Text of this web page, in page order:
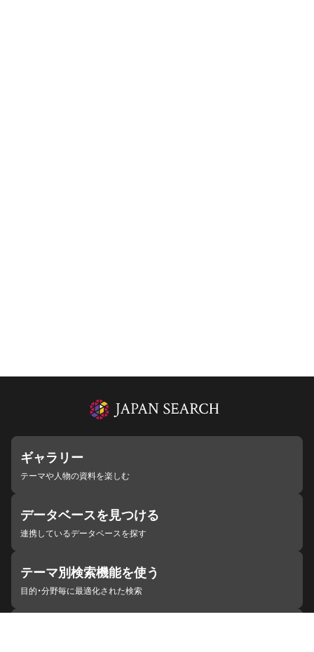
ギャラリー
テーマや人物の資料を楽しむ
データベースを見つける
連携しているデータベースを探す
テーマ別検索機能を使う
目的・分野毎に最適化された検索